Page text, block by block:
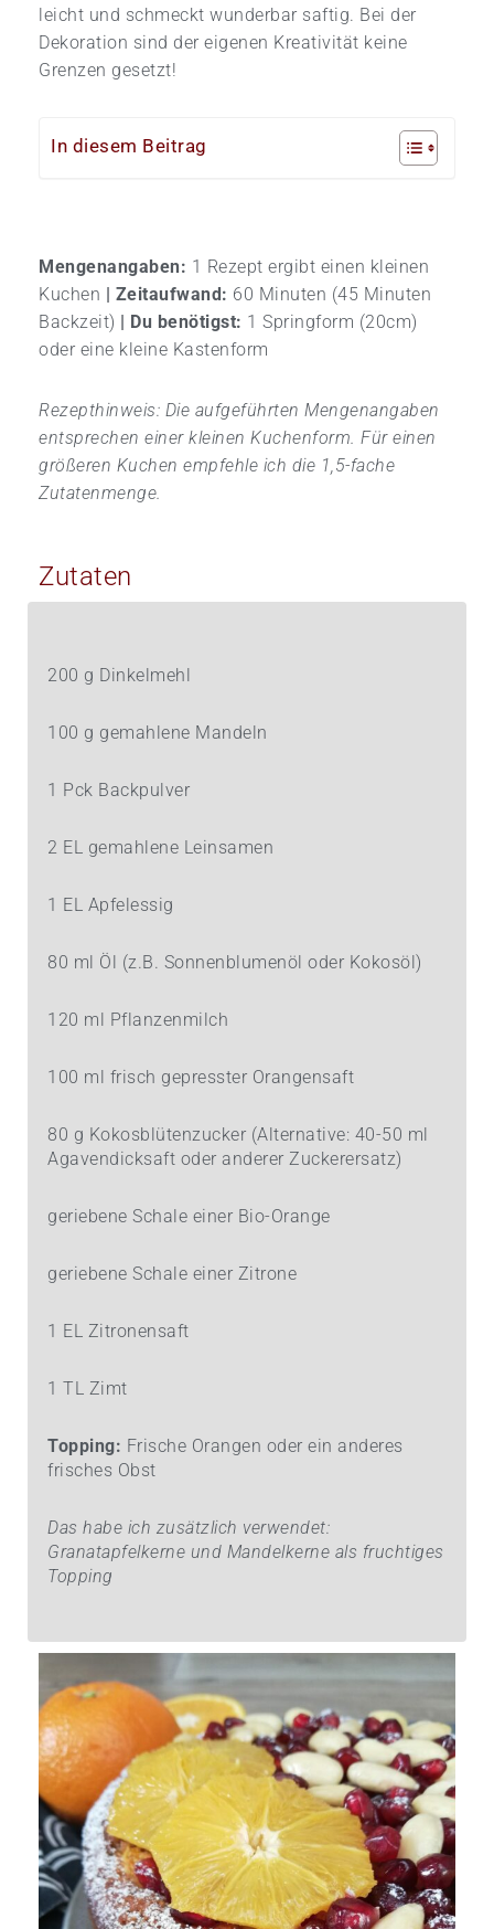
leicht und schmeckt wunderbar saftig. Bei der
Dekoration sind der eigenen Kreativität keine
Grenzen gesetzt!
In diesem Beitrag
Mengenangaben: 1 Rezept ergibt einen kleinen
Kuchen | Zeitaufwand: 60 Minuten (45 Minuten
Backzeit) | Du benötigst: 1 Springform (20cm)
oder eine kleine Kastenform
Rezepthinweis: Die aufgeführten Mengenangaben
entsprechen einer kleinen Kuchenform. Für einen
größeren Kuchen empfehle ich die 1,5-fache
Zutatenmenge.
Zutaten
200 g Dinkelmehl
100 g gemahlene Mandeln
1 Pck Backpulver
2 EL gemahlene Leinsamen
1 EL Apfelessig
80 ml Öl (z.B. Sonnenblumenöl oder Kokosöl)
120 ml Pflanzenmilch
100 ml frisch gepresster Orangensaft
80 g Kokosblütenzucker (Alternative: 40-50 ml
Agavendicksaft oder anderer Zuckerersatz)
geriebene Schale einer Bio-Orange
geriebene Schale einer Zitrone
1 EL Zitronensaft
1 TL Zimt
Topping: Frische Orangen oder ein anderes
frisches Obst
Das habe ich zusätzlich verwendet:
Granatapfelkerne und Mandelkerne als fruchtiges
Topping